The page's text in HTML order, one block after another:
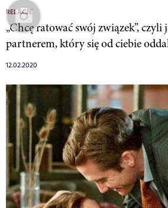
RELACJE
„Chcę ratować swój związek”,
partnerem, który się od ciebie
12.02.2020